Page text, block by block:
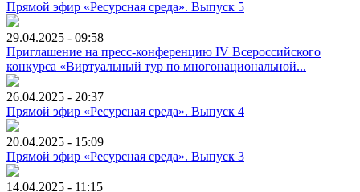
Прямой эфир «Ресурсная среда». Выпуск 5
29.04.2025 - 09:58
Приглашение на пресс-конференцию IV Всероссийского
конкурса «Виртуальный тур по многонациональной...
26.04.2025 - 20:37
Прямой эфир «Ресурсная среда». Выпуск 4
20.04.2025 - 15:09
Прямой эфир «Ресурсная среда». Выпуск 3
14.04.2025 - 11:15